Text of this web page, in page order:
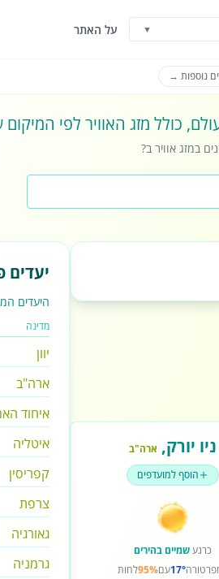
▼ על האתר
נוספות →
כולל מזג האוויר לפי
במזג אוויר ב?
ניו יורק, ארה"ב
הוסף למועדפים
כרגעשמיים בהירים
17°עם95%לחות
יעדים
היעדים
מדינה
יוון
ארה"ב
איחוד
איטליה
קפריסין
צרפת
גאורגיה
גרמניה